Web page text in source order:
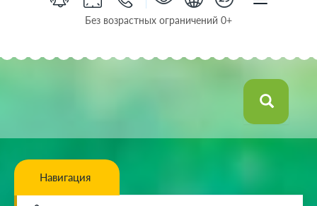
Без возрастных ограничений 0+
Навигация